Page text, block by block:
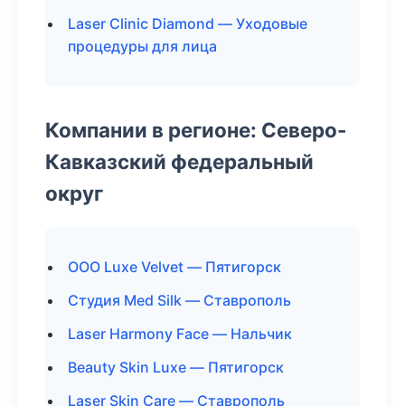
Laser Clinic Diamond — Уходовые
процедуры для лица
Компании в регионе: Северо-
Кавказский федеральный
округ
ООО Luxe Velvet — Пятигорск
Студия Med Silk — Ставрополь
Laser Harmony Face — Нальчик
Beauty Skin Luxe — Пятигорск
Laser Skin Care — Ставрополь